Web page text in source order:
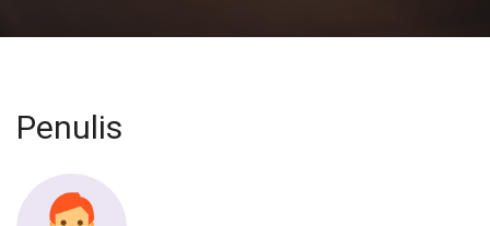
Penulis